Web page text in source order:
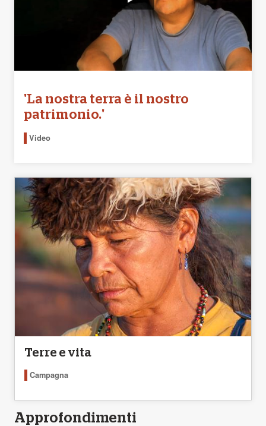
'La nostra terra è il nostro
patrimonio.'
Video
Terre e vita
Campagna
Approfondimenti